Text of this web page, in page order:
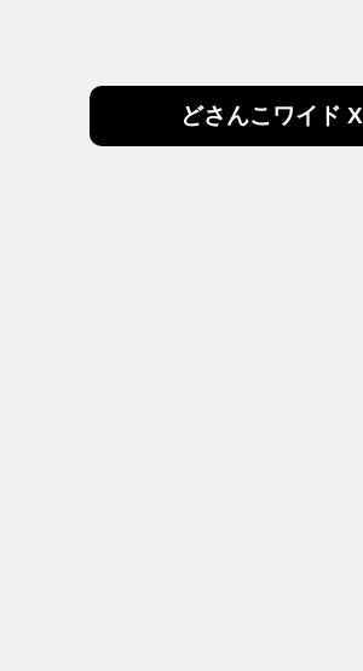
どさんこワイド X